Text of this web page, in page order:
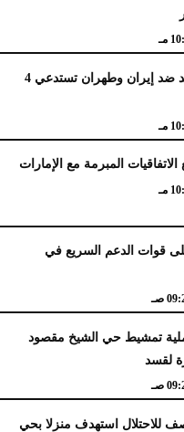
مـ
الاتحاد الأوروبي يصعّد ضد إيران وطهران تستدعي 4
مـ
المبرمة مع الإمارات
مـ
قوات الدعم السريع في
صـ
تمشيط حي الشيخ مقصود
لقسد
صـ
للاحتلال استهدف منزلا بحي